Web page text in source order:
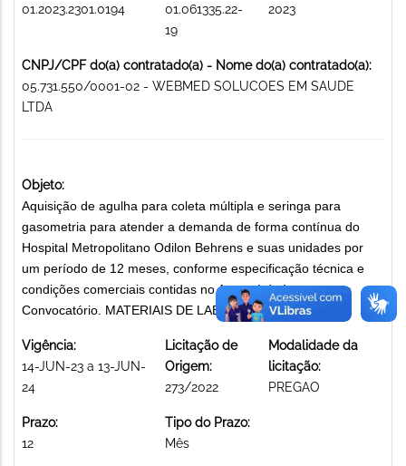
01.2023.2301.0194
01.061335.22-
19
2023
CNPJ/CPF do(a) contratado(a) - Nome do(a) contratado(a):
05.731.550/0001-02 - WEBMED SOLUCOES EM SAUDE
LTDA
Objeto:
Aquisição de agulha para coleta múltipla e seringa para
gasometria para atender a demanda de forma contínua do
Hospital Metropolitano Odilon Behrens e suas unidades por
um período de 12 meses, conforme especificação técnica e
condições comerciais contidas no Anexo I do Instrumento
Convocatório. MATERIAIS DE LABORATÓRIOS
Vigência:
14-JUN-23 a 13-JUN-
24
Licitação de
Origem:
273/2022
Modalidade da
licitação:
PREGAO
Prazo:
12
Tipo do Prazo:
Mês